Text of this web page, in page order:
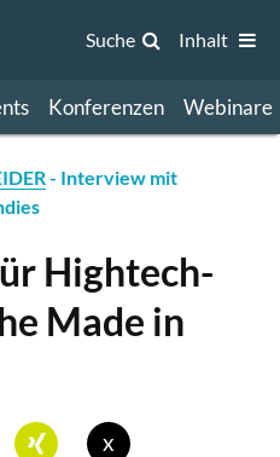
Konferenzen Webinare
Suche Inhalt
- Interview mit
Hightech-
Made in
x